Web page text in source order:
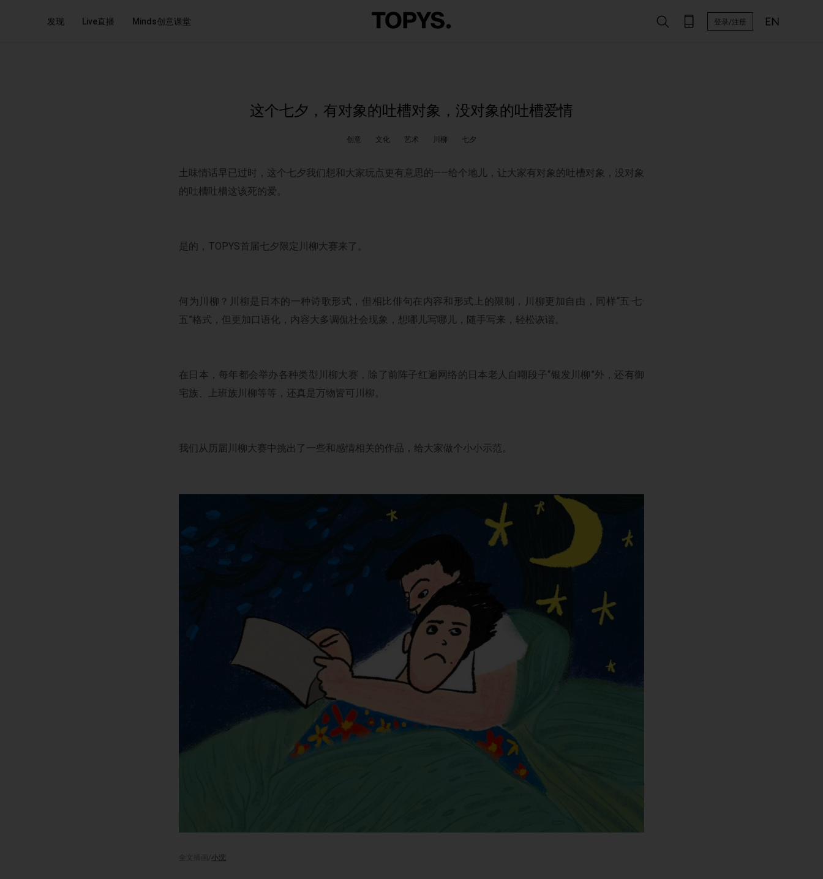
发现 Live直播 Minds创意课堂 登录/注册
这个七夕，有对象的吐槽对象，没对象的吐槽爱情
创意 文化 艺术 川柳 七夕
土味情话早已过时，这个七夕我们想和大家玩点更有意思的——给个地儿，让大家有对象的吐槽对象，没对象
的吐槽吐槽这该死的爱。
是的，TOPYS首届七夕限定川柳大赛来了。
何为川柳？川柳是日本的一种诗歌形式，但相比俳句在内容和形式上的限制，川柳更加自由，同样“五·七·
五”格式，但更加口语化，内容大多调侃社会现象，想哪儿写哪儿，随手写来，轻松诙谐。
在日本，每年都会举办各种类型川柳大赛，除了前阵子红遍网络的日本老人自嘲段子“银发川柳”外，还有御
宅族、上班族川柳等等，还真是万物皆可川柳。
我们从历届川柳大赛中挑出了一些和感情相关的作品，给大家做个小小示范。
全文插画/ 小浣